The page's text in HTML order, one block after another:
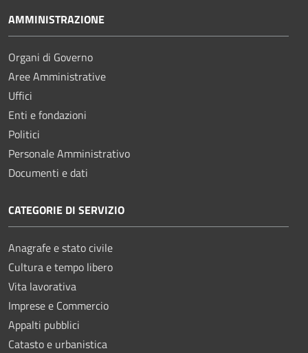
AMMINISTRAZIONE
Organi di Governo
Aree Amministrative
Uffici
Enti e fondazioni
Politici
Personale Amministrativo
Documenti e dati
CATEGORIE DI SERVIZIO
Anagrafe e stato civile
Cultura e tempo libero
Vita lavorativa
Imprese e Commercio
Appalti pubblici
Catasto e urbanistica